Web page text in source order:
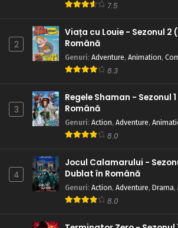
7.5
2
Viața cu Louie - Sezonul 2
Română
Genuri: Adventure, Animation,
8.3
3
Regele Shaman - Sezonul
Română
Genuri: Action, Adventure,
8.0
4
Jocul Calamarului -
Dublat în Română
Genuri: Action, Adventure, Drama,
8.0